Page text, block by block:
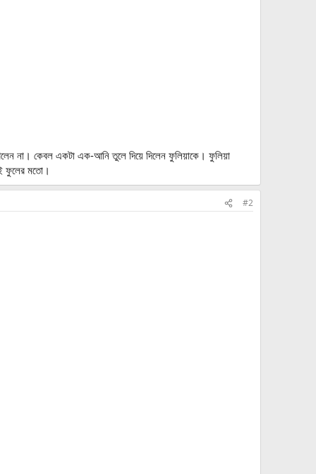
না। কেবল একটা এক-আনি তুলে দিয়ে দিলেন ফুলিয়াকে। ফুলিয়া
ফুলের মতো।
#2